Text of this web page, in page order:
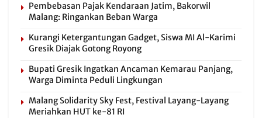
Pembebasan Pajak Kendaraan Jatim, Bakorwil
Malang: Ringankan Beban Warga
Kurangi Ketergantungan Gadget, Siswa MI Al-Karimi
Gresik Diajak Gotong Royong
Bupati Gresik Ingatkan Ancaman Kemarau Panjang,
Warga Diminta Peduli Lingkungan
Malang Solidarity Sky Fest, Festival Layang-Layang
Meriahkan HUT ke-81 RI